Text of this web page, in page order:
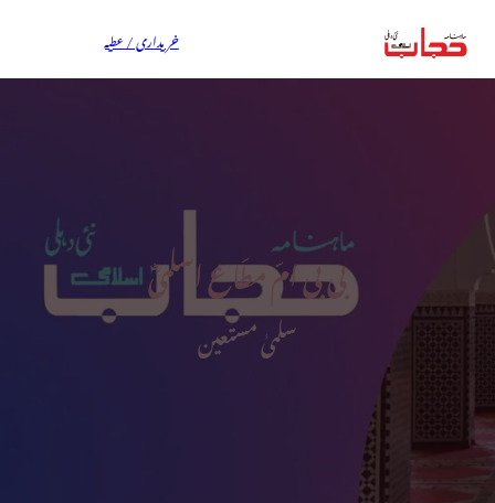
خریداری / عطیہ
بی بی امّ مطَاع اسلمیؓ
سلمیٰ مستعین